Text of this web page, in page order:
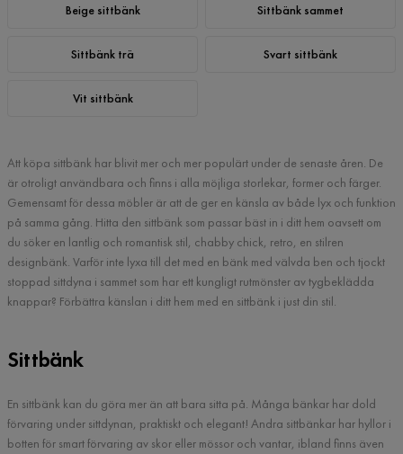
Beige sittbänk Sittbänk sammet
Sittbänk trä Svart sittbänk
Vit sittbänk
Att köpa sittbänk har blivit mer och mer populärt under de senaste åren. De
är otroligt användbara och finns i alla möjliga storlekar, former och färger.
Gemensamt för dessa möbler är att de ger en känsla av både lyx och funktion
på samma gång. Hitta den sittbänk som passar bäst in i ditt hem oavsett om
du söker en lantlig och romantisk stil, chabby chick, retro, en stilren
designbänk. Varför inte lyxa till det med en bänk med välvda ben och tjockt
stoppad sittdyna i sammet som har ett kungligt rutmönster av tygbeklädda
knappar? Förbättra känslan i ditt hem med en sittbänk i just din stil.
Sittbänk
En sittbänk kan du göra mer än att bara sitta på. Många bänkar har dold
förvaring under sittdynan, praktiskt och elegant! Andra sittbänkar har hyllor i
botten för smart förvaring av skor eller mössor och vantar, ibland finns även